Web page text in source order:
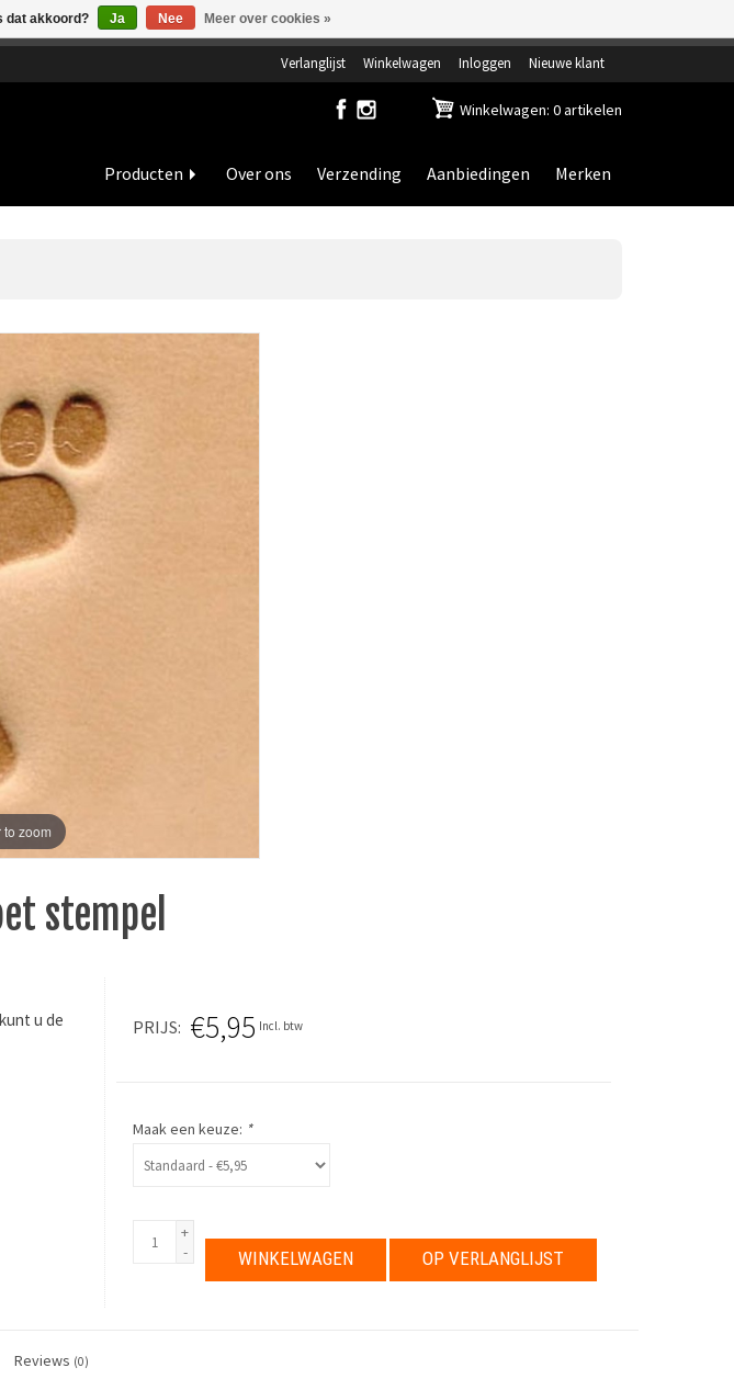
Verlanglijst Winkelwagen Inloggen Nieuwe klant
Winkelwagen: 0 artikelen
Producten Over ons Verzending Aanbiedingen Merken
to zoom
stempel
PRIJS €5,95 Incl. btw
Maak een keuze: *
+
-
WINKELWAGEN OP VERLANGLIJST
u de
Reviews (0)
dat akkoord? Ja Nee Meer over cookies »
augustus op dinsdag en woensdag gesloten.